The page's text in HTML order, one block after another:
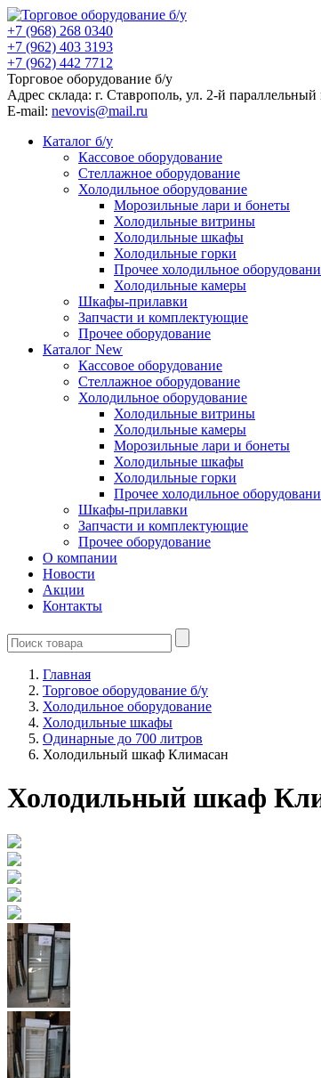
+7 (968) 268 0340
+7 (962) 403 3193
+7 (962) 442 7712
Торговое оборудование б/у
Адрес склада: г. Ставрополь, ул. 2-й параллельный
E-mail: nevovis@mail.ru
Каталог б/у
Кассовое оборудование
Стеллажное оборудование
Холодильное оборудование
Морозильные лари и бонеты
Холодильные витрины
Холодильные шкафы
Холодильные горки
Прочее холодильное
Холодильные камеры
Шкафы-прилавки
Запчасти и комплектующие
Прочее оборудование
Каталог New
Кассовое оборудование
Стеллажное оборудование
Холодильное оборудование
Холодильные витрины
Холодильные камеры
Морозильные лари и бонеты
Холодильные шкафы
Холодильные горки
Прочее холодильное
Шкафы-прилавки
Запчасти и комплектующие
Прочее оборудование
О компании
Новости
Акции
Контакты
Главная
Торговое оборудование б/у
Холодильное оборудование
Холодильные шкафы
Одинарные до 700 литров
Холодильный шкаф Климасан
Холодильный шкаф